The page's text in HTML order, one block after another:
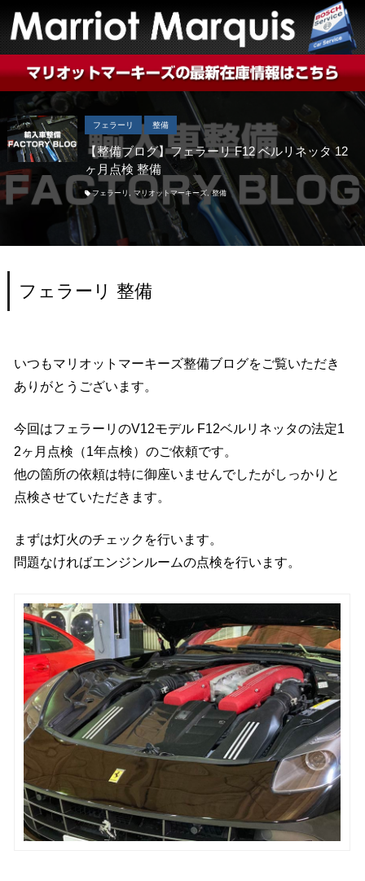
フェラーリ 整備
【整備ブログ】フェラーリ F12 ベルリネッタ 12
ヶ月点検 整備
フェラーリ , マリオットマーキーズ,整備
フェラーリ 整備
いつもマリオットマーキーズ整備ブログをご覧いただき
ありがとうございます。
今回はフェラーリのV12モデル F12ベルリネッタの法定1
2ヶ月点検（1年点検）のご依頼です。
他の箇所の依頼は特に御座いませんでしたがしっかりと
点検させていただきます。
まずは灯火のチェックを行います。
問題なければエンジンルームの点検を行います。